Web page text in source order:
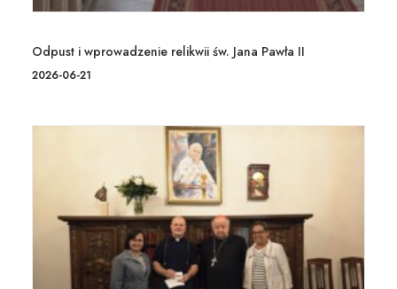
Odpust i wprowadzenie relikwii św. Jana Pawła II
2026-06-21